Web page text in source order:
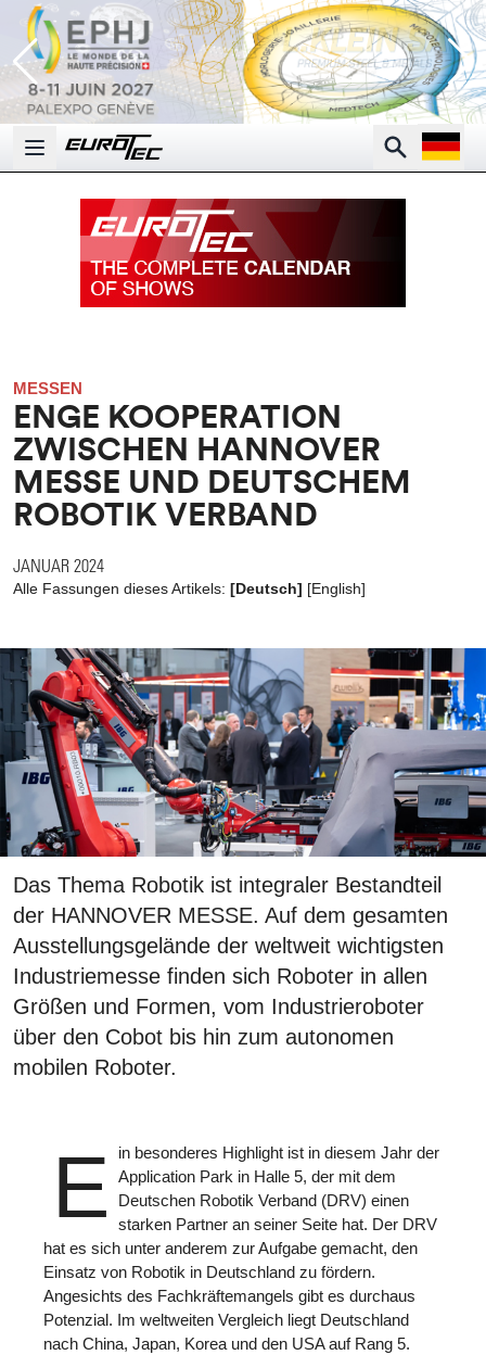
Open main menu
Search
Open
MESSEN
ENGE KOOPERATION
ZWISCHEN HANNOVER
MESSE UND DEUTSCHEM
ROBOTIK VERBAND
JANUAR 2024
Alle Fassungen dieses Artikels: [Deutsch] [English]
Das Thema Robotik ist integraler Bestandteil
der HANNOVER MESSE. Auf dem gesamten
Ausstellungsgelände der weltweit wichtigsten
Industriemesse finden sich Roboter in allen
Größen und Formen, vom Industrieroboter
über den Cobot bis hin zum autonomen
mobilen Roboter.
E
in besonderes Highlight ist in diesem Jahr der
Application Park in Halle 5, der mit dem
Deutschen Robotik Verband (DRV) einen
starken Partner an seiner Seite hat. Der DRV
hat es sich unter anderem zur Aufgabe gemacht, den
Einsatz von Robotik in Deutschland zu fördern.
Angesichts des Fachkräftemangels gibt es durchaus
Potenzial. Im weltweiten Vergleich liegt Deutschland
nach China, Japan, Korea und den USA auf Rang 5.